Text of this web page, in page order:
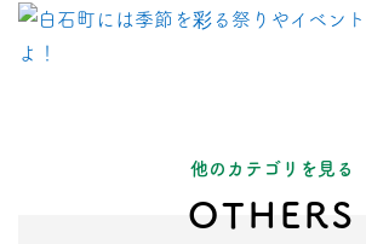
他のカテゴリを見る
OTHERS